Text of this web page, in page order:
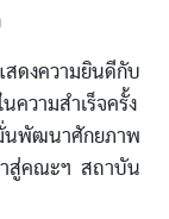
ดงความยินดีกับ
วามสำเร็จครั้ง
นพัฒนาศักยภาพ
าสู่คณะฯ สถาบัน